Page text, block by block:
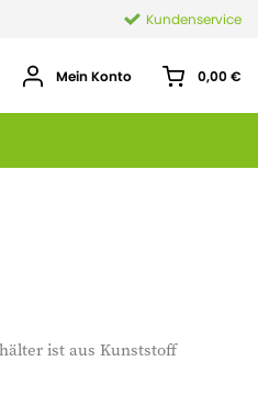
Kundenservice
Mein Konto 0,00 €
ist aus Kunststoff